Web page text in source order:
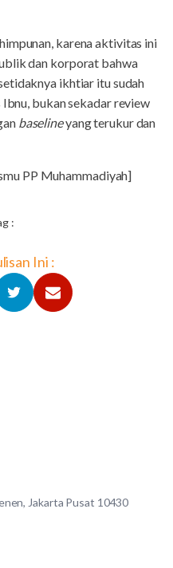
karena aktivitas ini
dan korporat bahwa
ikhtiar itu sudah
bukan sekadar review
baselineyang terukur dan
PP Muhammadiyah]
:
Ini :
Jakarta Pusat 10430